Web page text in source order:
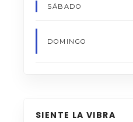
SÁBADO
DOMINGO
SIENTE LA VIBRA